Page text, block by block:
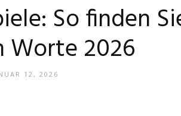
So finden
2026
12, 2026